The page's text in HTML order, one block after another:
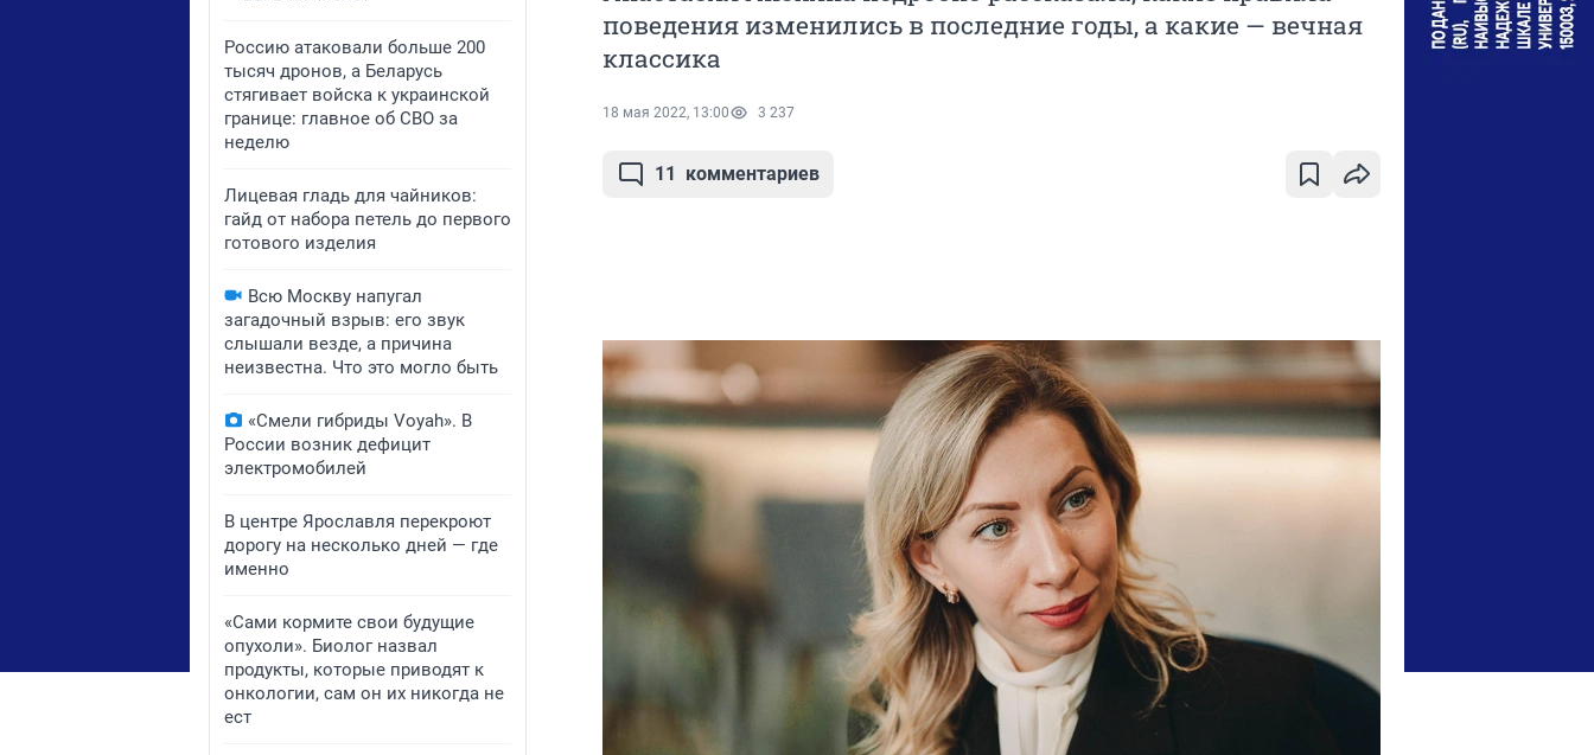
Россию атаковали больше 200
тысяч дронов, а Беларусь
стягивает войска к украинской
границе: главное об СВО за
неделю
Лицевая гладь для чайников:
гайд от набора петель до первого
готового изделия
Всю Москву напугал
загадочный взрыв: его звук
слышали везде, а причина
неизвестна. Что это могло быть
«Смели гибриды Voyah». В
России возник дефицит
электромобилей
В центре Ярославля перекроют
дорогу на несколько дней — где
именно
«Сами кормите свои будущие
опухоли». Биолог назвал
продукты, которые приводят к
онкологии, сам он их никогда не
ест
поведения изменились в последние годы, а какие — вечная
классика
18 мая 2022, 13:00 3 237
11 комментариев